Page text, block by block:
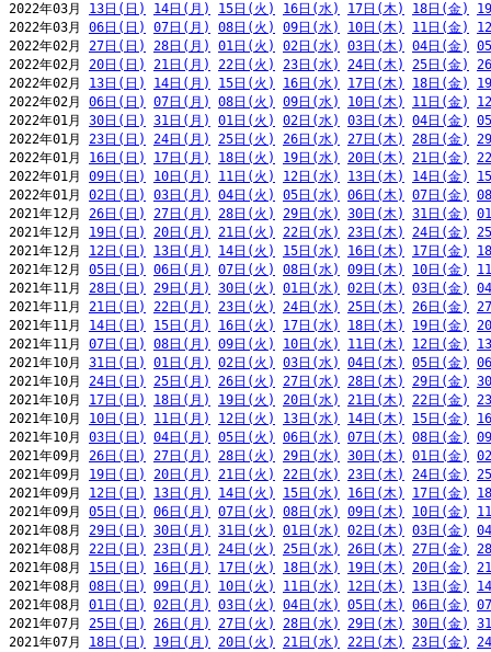
2022年03月 13日(日) 14日(月) 15日(火) 16日(水) 17日(木) 18日(金)
2022年03月 06日(日) 07日(月) 08日(火) 09日(水) 10日(木) 11日(金)
2022年02月 27日(日) 28日(月) 01日(火) 02日(水) 03日(木) 04日(金)
2022年02月 20日(日) 21日(月) 22日(火) 23日(水) 24日(木) 25日(金)
2022年02月 13日(日) 14日(月) 15日(火) 16日(水) 17日(木) 18日(金)
2022年02月 06日(日) 07日(月) 08日(火) 09日(水) 10日(木) 11日(金)
2022年01月 30日(日) 31日(月) 01日(火) 02日(水) 03日(木) 04日(金)
2022年01月 23日(日) 24日(月) 25日(火) 26日(水) 27日(木) 28日(金)
2022年01月 16日(日) 17日(月) 18日(火) 19日(水) 20日(木) 21日(金)
2022年01月 09日(日) 10日(月) 11日(火) 12日(水) 13日(木) 14日(金)
2022年01月 02日(日) 03日(月) 04日(火) 05日(水) 06日(木) 07日(金)
2021年12月 26日(日) 27日(月) 28日(火) 29日(水) 30日(木) 31日(金)
2021年12月 19日(日) 20日(月) 21日(火) 22日(水) 23日(木) 24日(金)
2021年12月 12日(日) 13日(月) 14日(火) 15日(水) 16日(木) 17日(金)
2021年12月 05日(日) 06日(月) 07日(火) 08日(水) 09日(木) 10日(金)
2021年11月 28日(日) 29日(月) 30日(火) 01日(水) 02日(木) 03日(金)
2021年11月 21日(日) 22日(月) 23日(火) 24日(水) 25日(木) 26日(金)
2021年11月 14日(日) 15日(月) 16日(火) 17日(水) 18日(木) 19日(金)
2021年11月 07日(日) 08日(月) 09日(火) 10日(水) 11日(木) 12日(金)
2021年10月 31日(日) 01日(月) 02日(火) 03日(水) 04日(木) 05日(金)
2021年10月 24日(日) 25日(月) 26日(火) 27日(水) 28日(木) 29日(金)
2021年10月 17日(日) 18日(月) 19日(火) 20日(水) 21日(木) 22日(金)
2021年10月 10日(日) 11日(月) 12日(火) 13日(水) 14日(木) 15日(金)
2021年10月 03日(日) 04日(月) 05日(火) 06日(水) 07日(木) 08日(金)
2021年09月 26日(日) 27日(月) 28日(火) 29日(水) 30日(木) 01日(金)
2021年09月 19日(日) 20日(月) 21日(火) 22日(水) 23日(木) 24日(金)
2021年09月 12日(日) 13日(月) 14日(火) 15日(水) 16日(木) 17日(金)
2021年09月 05日(日) 06日(月) 07日(火) 08日(水) 09日(木) 10日(金)
2021年08月 29日(日) 30日(月) 31日(火) 01日(水) 02日(木) 03日(金)
2021年08月 22日(日) 23日(月) 24日(火) 25日(水) 26日(木) 27日(金)
2021年08月 15日(日) 16日(月) 17日(火) 18日(水) 19日(木) 20日(金)
2021年08月 08日(日) 09日(月) 10日(火) 11日(水) 12日(木) 13日(金)
2021年08月 01日(日) 02日(月) 03日(火) 04日(水) 05日(木) 06日(金)
2021年07月 25日(日) 26日(月) 27日(火) 28日(水) 29日(木) 30日(金)
2021年07月 18日(日) 19日(月) 20日(火) 21日(水) 22日(木) 23日(金)